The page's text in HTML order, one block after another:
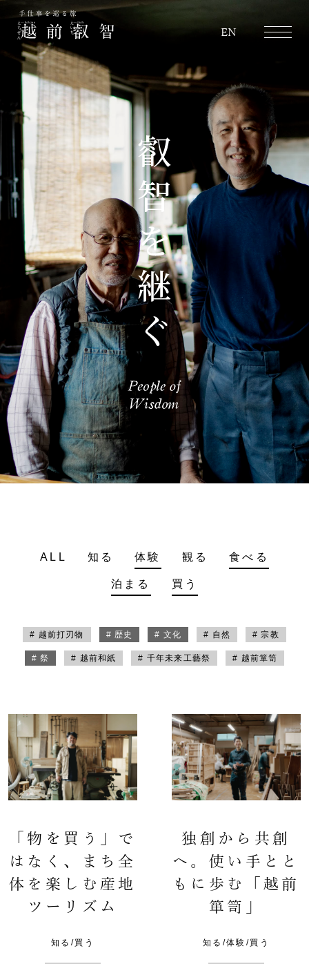
EN
ALL 知る 体験 観る 食べる
泊まる 買う
# 越前打刃物 # 歴史 # 文化 # 自然 # 宗教
# 祭 # 越前和紙 # 千年未来工藝祭 # 越前箪笥
「物を買う」で
はなく、まち全
体を楽しむ産地
ツーリズム
知る/買う
独創から共創
へ。使い手とと
もに歩む「越前
箪笥」
知る/体験/買う